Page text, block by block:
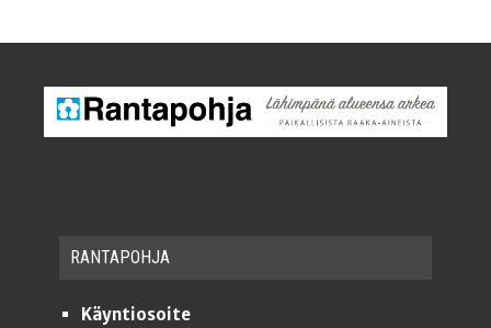
RAN­TA­POH­JA
Käyntiosoite